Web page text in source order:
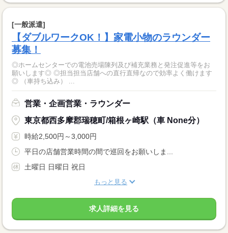
[一般派遣]
【ダブルワークOK！】家電小物のラウンダー
募集！
◎ホームセンターでの電池売場陳列及び補充業務と発注促進等をお
願いします◎ ◎担当担当店舗への直行直帰なので効率よく働けます
◎ （車持ち込み） ...
営業・企画営業・ラウンダー
東京都西多摩郡瑞穂町/箱根ヶ崎駅（車 None分）
時給2,500円～3,000円
平日の店舗営業時間の間で巡回をお願いしま...
土曜日 日曜日 祝日
もっと見る
求人詳細を見る